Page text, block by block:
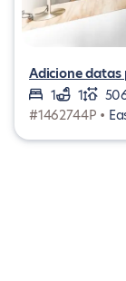
Adicione datas
1
1
#1462744P •